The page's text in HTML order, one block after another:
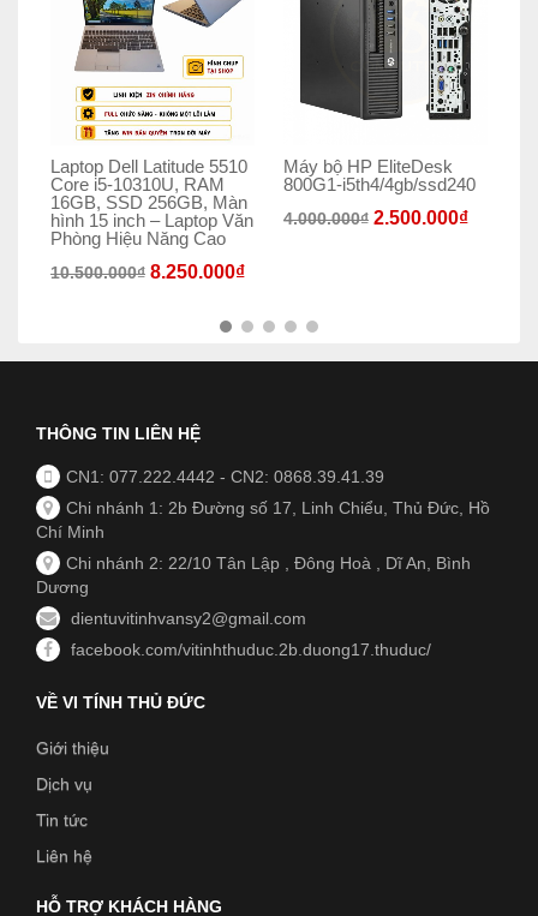
Laptop Dell Latitude 5510
Core i5-10310U, RAM
16GB, SSD 256GB, Màn
hình 15 inch – Laptop Văn
Phòng Hiệu Năng Cao
10.500.000₫ 8.250.000₫
Máy bộ HP EliteDesk
800G1-i5th4/4gb/ssd240
4.000.000₫ 2.500.000₫
THÔNG TIN LIÊN HỆ
CN1: 077.222.4442 - CN2: 0868.39.41.39
Chi nhánh 1: 2b Đường số 17, Linh Chiểu, Thủ Đức, Hồ
Chí Minh
Chi nhánh 2: 22/10 Tân Lập , Đông Hoà , Dĩ An, Bình
Dương
dientuvitinhvansy2@gmail.com
facebook.com/vitinhthuduc.2b.duong17.thuduc/
VỀ VI TÍNH THỦ ĐỨC
Giới thiệu
Dịch vụ
Tin tức
Liên hệ
HỖ TRỢ KHÁCH HÀNG